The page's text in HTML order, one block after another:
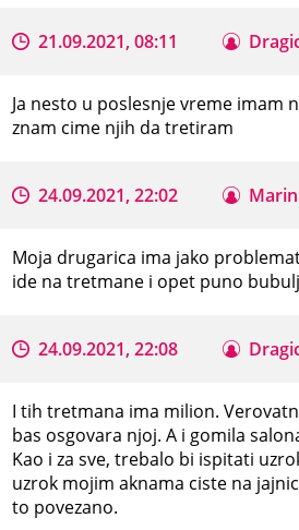
21.09.2021, 08:11
Ja nesto u poslesnje vreme imam
znam cime njih da tretiram
24.09.2021, 22:02
Moja drugarica ima jako
ide na tretmane i opet puno
24.09.2021, 22:08
I tih tretmana ima milion.
bas osgovara njoj. A i gomila
Kao i za sve, trebalo bi ispitati
uzrok mojim aknama ciste na
to povezano.